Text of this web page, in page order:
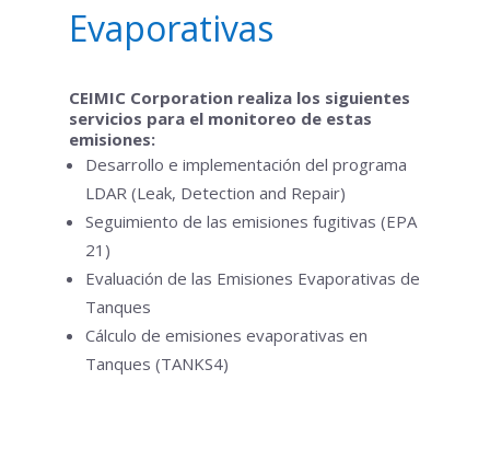
Evaporativas
CEIMIC Corporation realiza los siguientes
servicios para el monitoreo de estas
emisiones:
Desarrollo e implementación del programa
LDAR (Leak, Detection and Repair)
Seguimiento de las emisiones fugitivas (EPA
21)
Evaluación de las Emisiones Evaporativas de
Tanques
Cálculo de emisiones evaporativas en
Tanques (TANKS4)